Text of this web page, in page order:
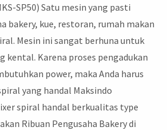
SP50) Satu mesin yang pasti
bakery, kue, restoran, rumah makan
Mesin ini sangat berhuna untuk
kental. Karena proses pengadukan
power, maka Anda harus
yang handal Maksindo
spiral handal berkualitas type
Ribuan Pengusaha Bakery di